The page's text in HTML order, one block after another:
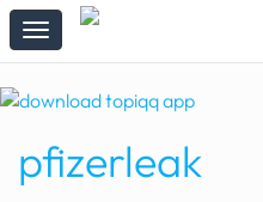
zie
topiqqs
#vandaag
Topiqqs Reacties
pfizerleak